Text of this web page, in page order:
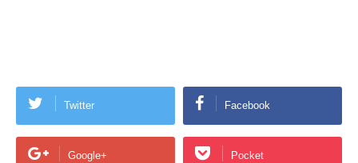
Twitter Facebook
Google+ Pocket